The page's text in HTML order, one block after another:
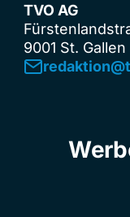
TVO AG
9001 St. Gallen